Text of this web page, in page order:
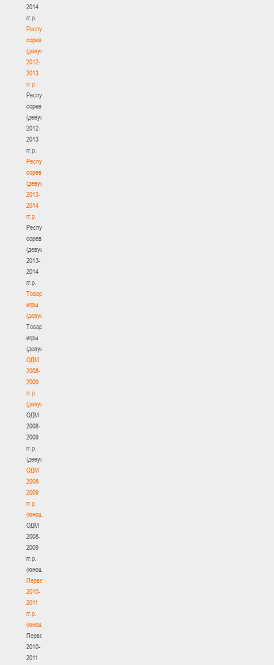
2014
гг.р.
Республиканские
соревнования
(девушки)
2012-
2013
гг.р.
Республиканские
соревнования
(девушки)
2012-
2013
гг.р.
Республиканские
соревнования
(девушки)
2013-
2014
гг.р.
Республиканские
соревнования
(девушки)
2013-
2014
гг.р.
Товарищеские
игры
(девушки)
Товарищеские
игры
(девушки)
ОДМ
2008-
2009
гг.р.
(девушки)
ОДМ
2008-
2009
гг.р.
(девушки)
ОДМ
2008-
2009
гг.р.
(юноши)
ОДМ
2008-
2009
гг.р.
(юноши)
Первенство
2010-
2011
гг.р.
(юноши)
Первенство
2010-
2011